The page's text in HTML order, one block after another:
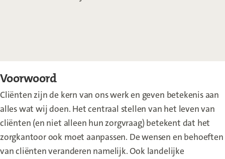
Voorwoord
Cliënten zijn de kern van ons werk en geven betekenis aan
alles wat wij doen. Het centraal stellen van het leven van
cliënten (en niet alleen hun zorgvraag) betekent dat het
zorgkantoor ook moet aanpassen. De wensen en behoeften
van cliënten veranderen namelijk. Ook landelijke